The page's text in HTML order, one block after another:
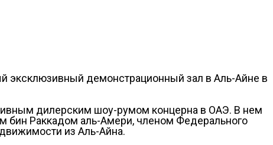
эксклюзивный демонстрационный зал в Аль-Айне в
дилерским шоу-румом концерна в ОАЭ. В нем
бин Раккадом аль-Амери, членом Федерального
из Аль-Айна.